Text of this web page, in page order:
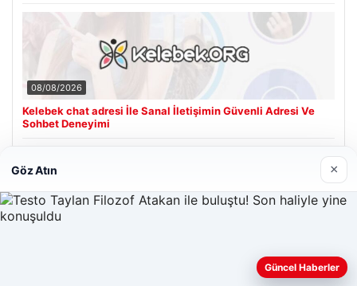
08/08/2026
Kelebek chat adresi İle Sanal İletişimin Güvenli Adresi Ve
Sohbet Deneyimi
Cengiz Sigorta
Web sitemizi nasıl kullandığınızı daha iyi anlayabilmek,
Göz Atın ×
Güncel Haberler